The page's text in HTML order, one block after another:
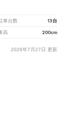
車台数 13台
高 200cm
2026年7月27日 更新